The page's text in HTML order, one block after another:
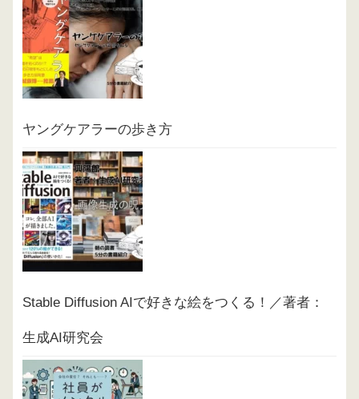
ヤングケアラーの歩き方
Stable Diffusion AIで好きな絵をつくる！／著者：
生成AI研究会